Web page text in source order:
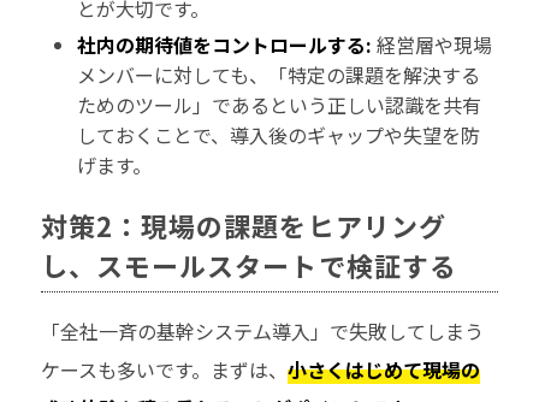
とが大切です。
社内の期待値をコントロールする: 経営層や現場
メンバーに対しても、「特定の課題を解決する
ためのツール」であるという正しい認識を共有
しておくことで、導入後のギャップや失望を防
げます。
対策2：現場の課題をヒアリング
し、スモールスタートで検証する
「全社一斉の基幹システム導入」で失敗してしまう
ケースも多いです。まずは、 小さくはじめて現場の